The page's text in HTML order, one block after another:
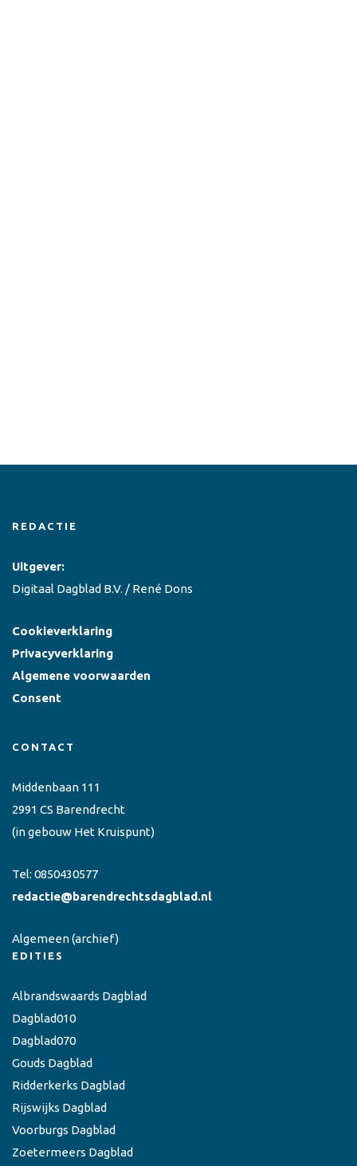
REDACTIE
Uitgever:
Digitaal Dagblad B.V. / René Dons
Cookieverklaring
Privacyverklaring
Algemene voorwaarden
Consent
CONTACT
Middenbaan 111
2991 CS Barendrecht
(in gebouw Het Kruispunt)
Tel: 0850430577
redactie@barendrechtsdagblad.nl
Algemeen(archief)
EDITIES
Albrandswaards Dagblad
Dagblad010
Dagblad070
Gouds Dagblad
Ridderkerks Dagblad
Rijswijks Dagblad
Voorburgs Dagblad
Zoetermeers Dagblad